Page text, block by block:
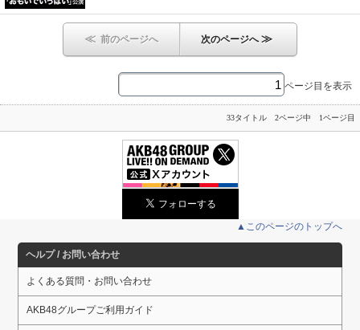
≪ 前のページへ 次のページへ≫
ページ目を表示
33タイトル 2ページ中 1ページ目
▲このページのトップへ
ヘルプ / お問い合わせ
よくある質問・お問い合わせ
AKB48グループご利用ガイド